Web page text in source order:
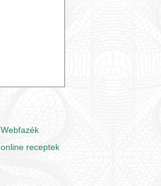
Webfazék
online receptek